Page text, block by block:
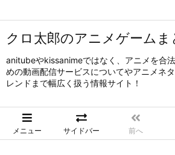
クロ太郎のアニメゲームま
anitubeやkissanimeではなく、アニメを合
めの動画配信サービスについてやアニメネ
レンドまで幅広く扱う情報サイト！
メニュー サイドバー 前へ